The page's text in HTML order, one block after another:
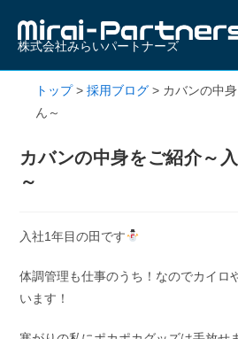
株式会社みらいパートナーズ
トップ> 採用ブログ > カバンの中
ん～
カバンの中身をご紹介～
～
入社1年目の田です
体調管理も仕事のうち！なのでカイロ
います！